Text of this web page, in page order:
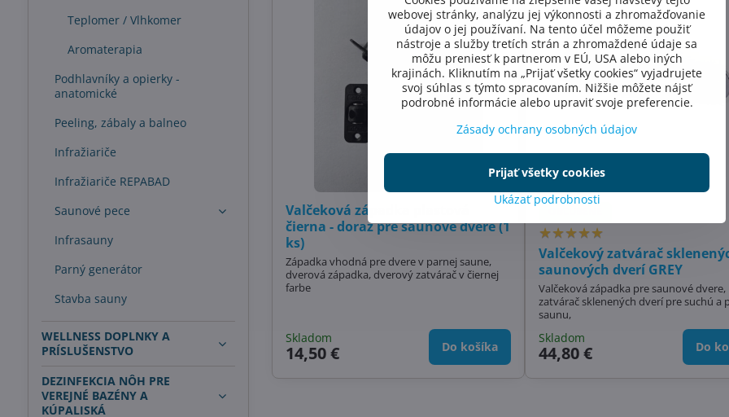
Valčeková západka plastová
čierna - doraz pre saunové dvere (1
ks)
Západka vhodná pre dvere v parnej saune,
dverová západka, dverový zatvárač v čiernej
farbe
Skladom
14,50 € Do košíka
Valčekový zatvárač
saunových dverí GREY
Valčeková západka pre saunové dvere,
zatvárač sklenených dverí pre suchú a
saunu,
Skladom
44,80 € Do
Teplomer / Vlhkomer
Aromaterapia
Podhlavníky a opierky -
anatomické
Peeling, zábaly a balneo
Infražiariče
Infražiariče REPABAD
Saunové pece
Infrasauny
Parný generátor
Stavba sauny
WELLNESS DOPLNKY A
PRÍSLUŠENSTVO
DEZINFEKCIA NÔH PRE
VEREJNÉ BAZÉNY A
KÚPALISKÁ
webovej stránky, analýzu jej výkonnosti a zhromažďovanie
údajov o jej používaní. Na tento účel môžeme použiť
nástroje a služby tretích strán a zhromaždené údaje sa
môžu preniesť k partnerom v EÚ, USA alebo iných
krajinách. Kliknutím na „Prijať všetky cookies“ vyjadrujete
svoj súhlas s týmto spracovaním. Nižšie môžete nájsť
podrobné informácie alebo upraviť svoje preferencie.
Zásady ochrany osobných údajov
Ukázať podrobnosti
Prijať všetky cookies